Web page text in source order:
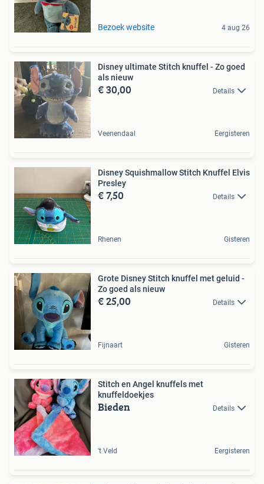
Bezoek website 4 aug 26
Disney ultimate Stitch knuffel - Zo goed
als nieuw
€ 30,00 Details
Veenendaal Eergisteren
Disney Squishmallow Stitch Knuffel Elvis
Presley
€ 7,50 Details
Rhenen Gisteren
Grote Disney Stitch knuffel met geluid -
Zo goed als nieuw
€ 25,00 Details
Fijnaart Gisteren
Stitch en Angel knuffels met
knuffeldoekjes
Bieden Details
't Veld Eergisteren